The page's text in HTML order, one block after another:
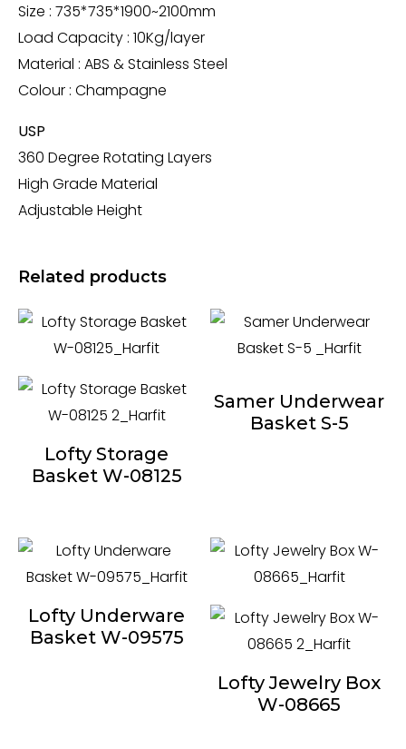
Size : 735*735*1900~2100mm
Load Capacity : 10Kg/layer
Material : ABS & Stainless Steel
Colour : Champagne
USP
360 Degree Rotating Layers
High Grade Material
Adjustable Height
Related products
Lofty Storage
Basket W-08125
Samer Underwear
Basket S-5
Lofty Underware
Basket W-09575
Lofty Jewelry Box
W-08665